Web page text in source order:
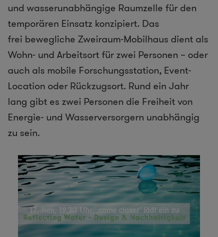
und wasserunabhängige Raumzelle für den
temporären Einsatz konzipiert. Das
frei bewegliche Zweiraum-Mobilhaus dient als
Wohn- und Arbeitsort für zwei Personen – oder
auch als mobile Forschungsstation, Event-
Location oder Rückzugsort. Rund ein Jahr
lang gibt es zwei Personen die Freiheit von
Energie- und Wasserversorgern unabhängig
zu sein.